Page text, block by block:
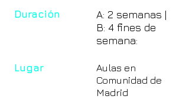
Duración
A: 2 semanas |
B: 4 fines de
semana:
Lugar
Aulas en
Comunidad de
Madrid